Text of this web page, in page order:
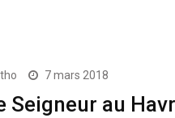
7 mars 2018
Seigneur au